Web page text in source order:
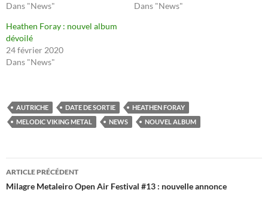
Dans "News"
Dans "News"
Heathen Foray : nouvel album
dévoilé
24 février 2020
Dans "News"
AUTRICHE DATE DE SORTIE
HEATHEN FORAY
MELODIC VIKING METAL
NEWS NOUVEL ALBUM
Navigation
des
ARTICLE PRÉCÉDENT
Milagre Metaleiro Open Air Festival #13 : nouvelle annonce